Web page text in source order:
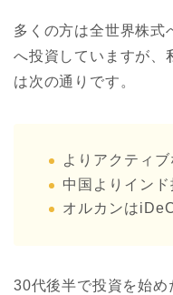
多くの方は全世界株式
へ投資していますが、
は次の通りです。
よりアクティ
中国よりインド
オルカンは
30代後半で投資を始